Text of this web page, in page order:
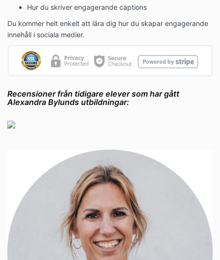
Hur du skriver engagerande captions
Du kommer helt enkelt att lära dig hur du skapar engagerande
innehåll i sociala medier.
Recensioner från tidigare elever som har gått
Alexandra Bylunds utbildningar: